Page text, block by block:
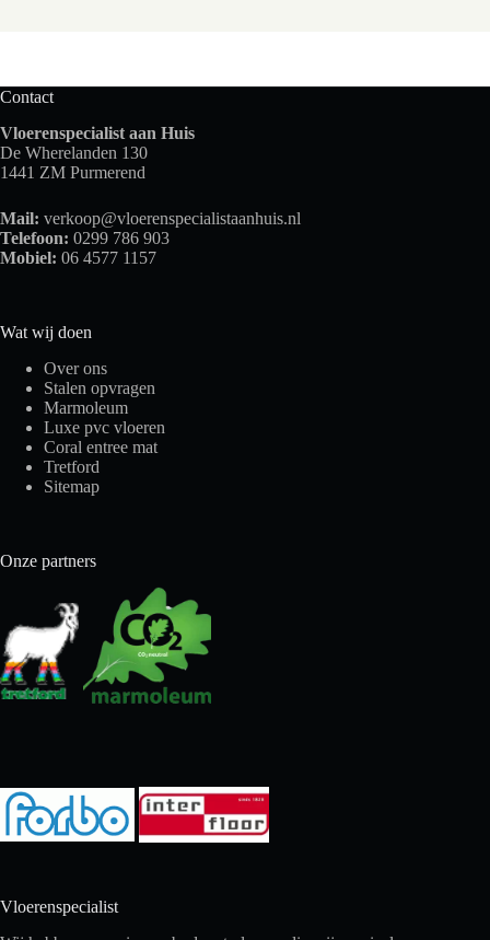
Contact
Vloerenspecialist aan Huis
De Wherelanden 130
1441 ZM Purmerend
Mail: verkoop@vloerenspecialistaanhuis.nl
Telefoon: 0299 786 903
Mobiel: 06 4577 1157
Wat wij doen
Over ons
Stalen opvragen
Marmoleum
Luxe pvc vloeren
Coral entree mat
Tretford
Sitemap
Onze partners
Vloerenspecialist